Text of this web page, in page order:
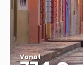
Vanaf